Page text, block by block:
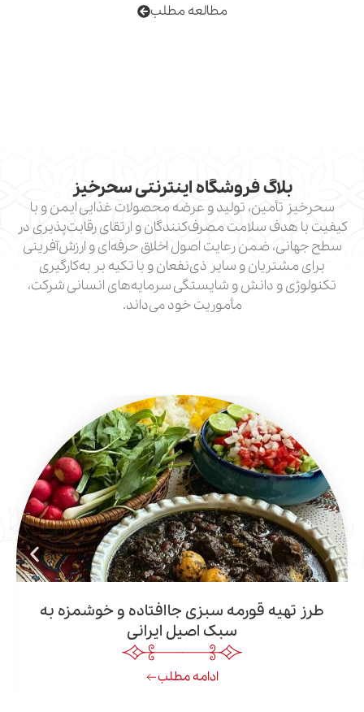
مطالعه مطلب
فروشگاه اینترنتی سحرخیز
تولید و عرضه محصولات غذایی ایمن و با
سلامت مصرف‌کنندگان و ارتقای رقابت‌پذیری در
ضمن رعایت اصول اخلاق حرفه‌ای و ارزش‌آفرینی
و سایر ذی‌نفعان و با تکیه بر به‌کارگیری
و دانش و شایستگی سرمایه‌های انسانی شرکت،
مأموریت خود می‌داند.
قورمه سبزی جاافتاده و خوشمزه به
سبک اصیل ایرانی